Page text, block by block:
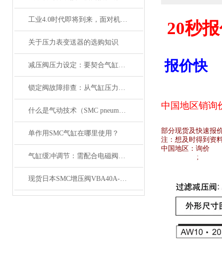
工业4.0时代即将到来，面对机遇与挑战，日本SMC该如何应对？
关于压力表变送器的选购知识
减压阀压力设定：要契合气缸负载与电磁阀的工作范围
锁定阀故障排查：从气缸压力变化与电磁阀信号入手
什么是气动技术（SMC pneumatics）
单作用SMC气缸在哪里使用？
气缸缓冲调节：需配合电磁阀的响应速度来调整
现货日本SMC增压阀VBA40A-04GN
20秒
报价快
中国地区销询
部分现货及快速报
注：想及时得到资
中国地区： 询价
;